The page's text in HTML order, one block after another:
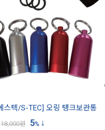
스텍/S-TEC] 오링 탱크보관통
18,000원 5%